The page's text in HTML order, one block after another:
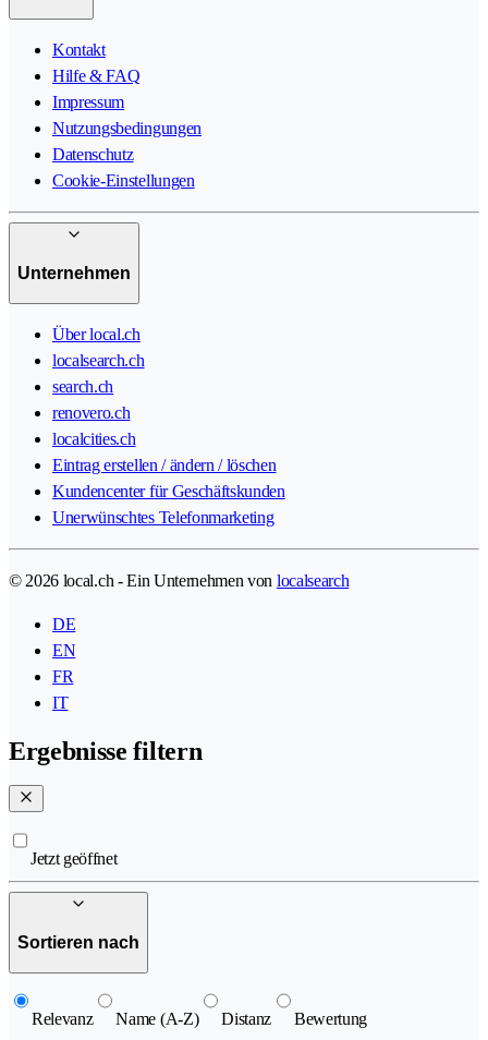
Kontakt
Hilfe & FAQ
Impressum
Nutzungsbedingungen
Datenschutz
Cookie-Einstellungen
Unternehmen
Über local.ch
localsearch.ch
search.ch
renovero.ch
localcities.ch
Eintrag erstellen / ändern / löschen
Kundencenter für Geschäftskunden
Unerwünschtes Telefonmarketing
© 2026 local.ch - Ein Unternehmen von localsearch
DE
EN
FR
IT
Ergebnisse filtern
Jetzt geöffnet
Sortieren nach
Relevanz Name (A-Z) Distanz Bewertung